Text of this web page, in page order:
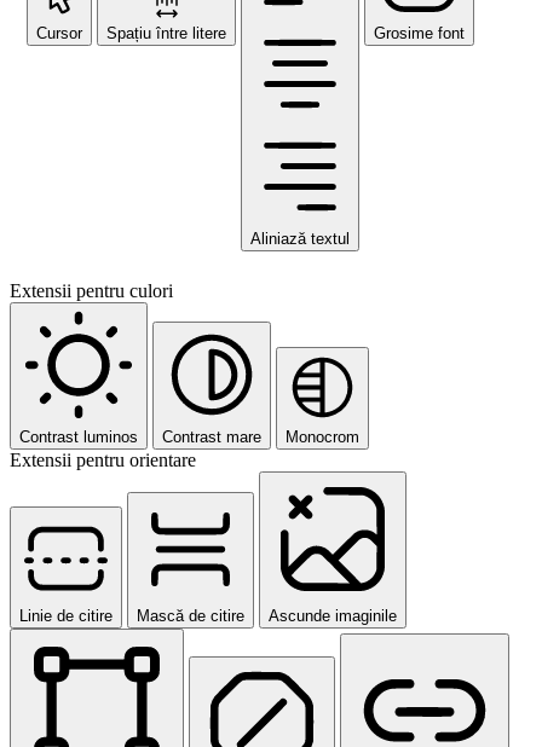
Cursor Spațiu între litere
Aliniază textul
Grosime font
Extensii pentru culori
Contrast luminos Contrast mare Monocrom
Extensii pentru orientare
Linie de citire Mască de citire Ascunde imaginile